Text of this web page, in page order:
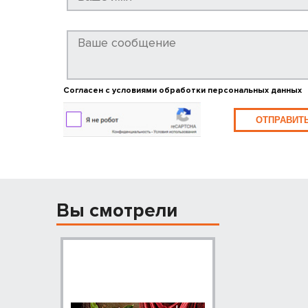
Согласен с условиями обработки персональных данных
Вы смотрели